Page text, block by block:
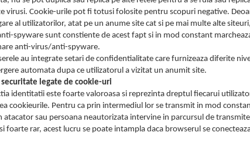
virusi. Cookie-urile pot fi totusi folosite pentru scopuri negative.
al utilizatorilor, atat pe un anume site cat si pe mai multe alte
spyware sunt constiente de acest fapt si in mod constant
anti-virus/anti-spyware.
au integrate setari de confidentialitate care furnizeaza diferite
automata dupa ce utilizatorul a vizitat un anumit site.
legate de cookie-uri
identitatii este foarte valoroasa si reprezinta dreptul fiecarui
cookieurile. Pentru ca prin intermediul lor se transmit in mod
atacator sau persoana neautorizata intervine in parcursul de
foarte rar, acest lucru se poate intampla daca browserul se